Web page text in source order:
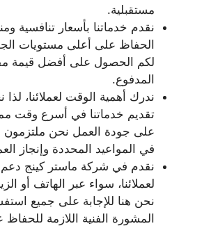
مستقبلية.
نقدم خدماتنا بأسعار تنافسية
الحفاظ على أعلى مستويات
لكم الحصول على أفضل قيمة
المدفوع.
ندرك أهمية الوقت لعملائنا،
تقديم خدماتنا في أسرع وقت
على جودة العمل نحن ملتزمون
في المواعيد المحددة وإنجاز
نقدم في شركة ماستر كينج
لعملائنا، سواء عبر الهاتف أو
نحن هنا للإجابة على جميع
المشورة الفنية اللازمة للحفاظ